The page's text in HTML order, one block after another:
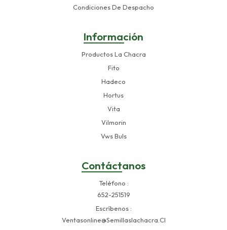
Condiciones De Despacho
Información
Productos La Chacra
Fito
Hadeco
Hortus
Vita
Vilmorin
Vws Buls
Contáctanos
Teléfono
652-251519
Escríbenos
Ventasonline@semillaslachacra.cl